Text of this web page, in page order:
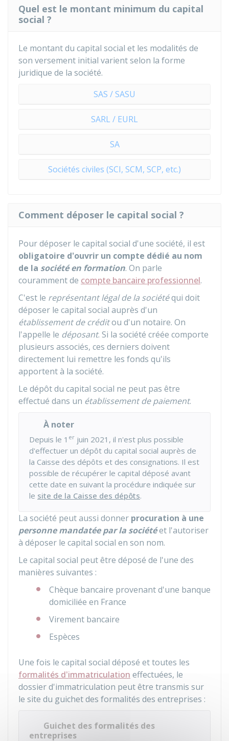
Quel est le montant minimum du capital
social ?
Le montant du capital social et les modalités de
son versement initial varient selon la forme
juridique de la société.
SAS / SASU
SARL / EURL
SA
Sociétés civiles (SCI, SCM, SCP, etc.)
Comment déposer le capital social ?
Pour déposer le capital social d'une société, il est
obligatoire d'ouvrir un compte dédié au nom
de la société en formation. On parle
couramment de compte bancaire professionnel.
C'est le représentant légal de la sociétéqui doit
déposer le capital social auprès d'un
établissement de créditou d'un notaire. On
l'appelle le déposant. Si la société créée comporte
plusieurs associés, ces derniers doivent
directement lui remettre les fonds qu'ils
apportent à la société.
Le dépôt du capital social ne peut pas être
effectué dans un établissement de paiement.
À noter
Depuis le 1 er juin 2021, il n'est plus possible
d'effectuer un dépôt du capital social auprès de
la Caisse des dépôts et des consignations. Il est
possible de récupérer le capital déposé avant
cette date en suivant la procédure indiquée sur
le site de la Caisse des dépôts.
La société peut aussi donner procuration à une
personne mandatée par la sociétéet l'autoriser
à déposer le capital social en son nom.
Le capital social peut être déposé de l'une des
manières suivantes :
Chèque bancaire provenant d'une banque
domiciliée en France
Virement bancaire
Espèces
Une fois le capital social déposé et toutes les
formalités d'immatriculation effectuées, le
dossier d'immatriculation peut être transmis sur
le site du guichet des formalités des entreprises :
Guichet des formalités des
entreprises